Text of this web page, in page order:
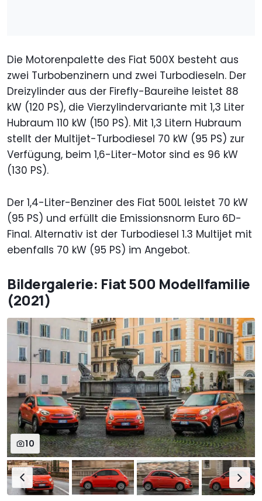
Die Motorenpalette des Fiat 500X besteht aus
zwei Turbobenzinern und zwei Turbodieseln. Der
Dreizylinder aus der Firefly-Baureihe leistet 88
kW (120 PS), die Vierzylindervariante mit 1,3 Liter
Hubraum 110 kW (150 PS). Mit 1,3 Litern Hubraum
stellt der Multijet-Turbodiesel 70 kW (95 PS) zur
Verfügung, beim 1,6-Liter-Motor sind es 96 kW
(130 PS).
Der 1,4-Liter-Benziner des Fiat 500L leistet 70 kW
(95 PS) und erfüllt die Emissionsnorm Euro 6D-
Final. Alternativ ist der Turbodiesel 1.3 Multijet mit
ebenfalls 70 kW (95 PS) im Angebot.
Bildergalerie: Fiat 500 Modellfamilie
(2021)
10